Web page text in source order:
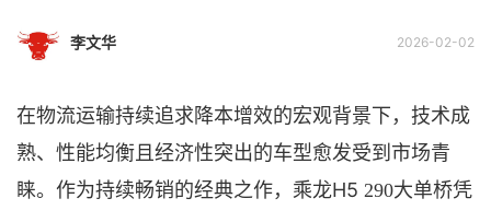
2026-02-02
李文华
在物流运输持续追求降本增效的宏观背景下，技术成
熟、性能均衡且经济性突出的车型愈发受到市场青
睐。作为持续畅销的经典之作，乘龙H5 290大单桥凭